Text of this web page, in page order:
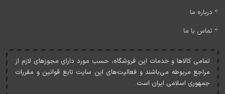
درباره ما
تماس با ما
تمامی کالاها و خدمات اين فروشگاه، حسب مورد دارای مجوزهای لازم از
مراجع مربوطه می‌باشند و فعاليت‌های اين سايت تابع قوانين و مقررات
جمهوری اسلامی ايران است.